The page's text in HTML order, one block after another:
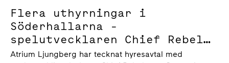
Flera uthyrningar i
Söderhallarna -
spelutvecklaren Chief Rebel
flyttar in och Instabox
Atrium Ljungberg har tecknat hyresavtal med